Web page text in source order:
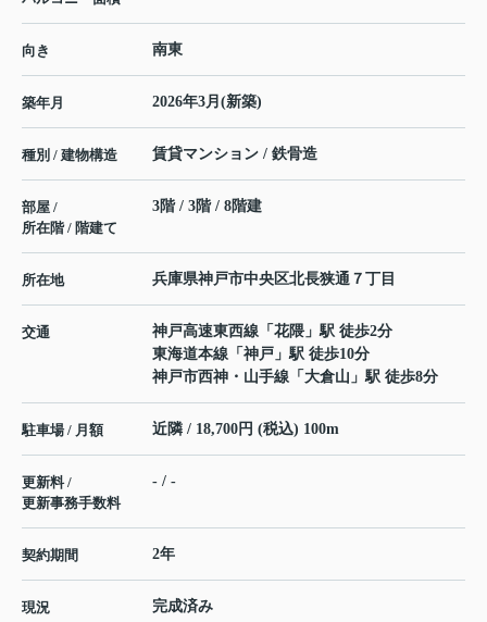
向き 南東
築年月 2026年3月(新築)
種別 / 建物構造 賃貸マンション / 鉄骨造
部屋 /
所在階 / 階建て
3階 / 3階 / 8階建
所在地 兵庫県神戸市中央区北長狭通 ７丁目
交通 神戸高速東西線 「 花隈 」駅 徒歩2分
東海道本線 「 神戸 」駅 徒歩10分
神戸市西神・山手線 「 大倉山 」駅 徒歩8分
駐車場 / 月額 近隣 / 18,700円 (税込) 100m
更新料 /
更新事務手数料
- / -
契約期間 2年
現況 完成済み